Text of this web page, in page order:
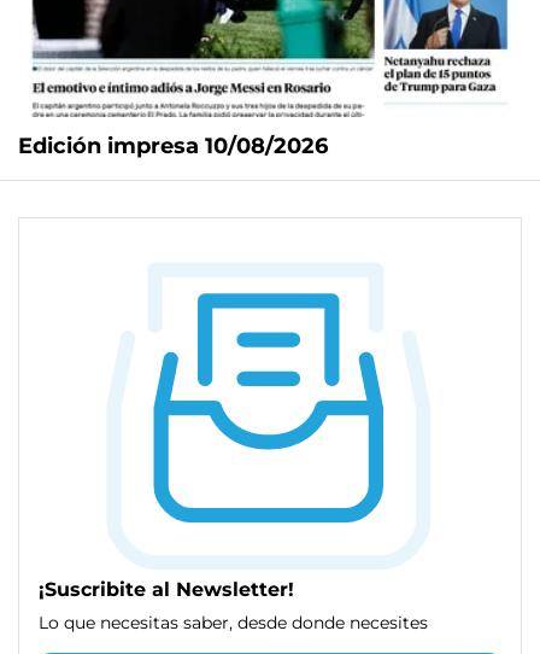
Edición impresa 10/08/2026
¡Suscribite al Newsletter!
Lo que necesitas saber, desde donde necesites